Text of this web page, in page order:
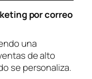
por correo
una
de alto
se personaliza.